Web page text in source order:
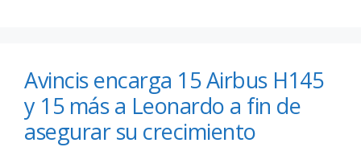
Avincis encarga 15 Airbus H145
y 15 más a Leonardo a fin de
asegurar su crecimiento